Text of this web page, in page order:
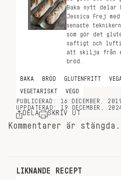
Baka nytt delar
Jessica Frej
senaste
som gör det
saftigt och
att skilja från
bröd.
BAKA BRÖD GLUTENFRITT
VEGETARISKT
VEGO
PUBLICERAD: 16 DECEMBER,
UPPDATERAD: 19 DECEMBER,
DELA SKRIV UT
Kommentarer är stängda.
LIKNANDE RECEPT